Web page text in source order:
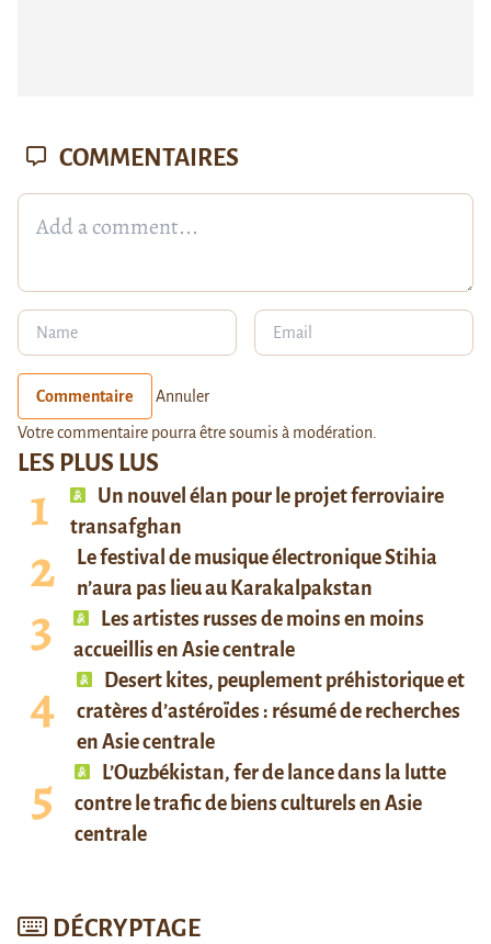
LES PLUS LUS
Un nouvel élan pour le projet ferroviaire
transafghan
Le festival de musique électronique Stihia
n’aura pas lieu au Karakalpakstan
Les artistes russes de moins en moins
accueillis en Asie centrale
Desert kites, peuplement préhistorique et
cratères d’astéroïdes : résumé de recherches
en Asie centrale
L’Ouzbékistan, fer de lance dans la lutte
contre le trafic de biens culturels en Asie
centrale
DÉCRYPTAGE
COMMENTAIRES
Commentaire Annuler
Votre commentaire pourra être soumis à modération.